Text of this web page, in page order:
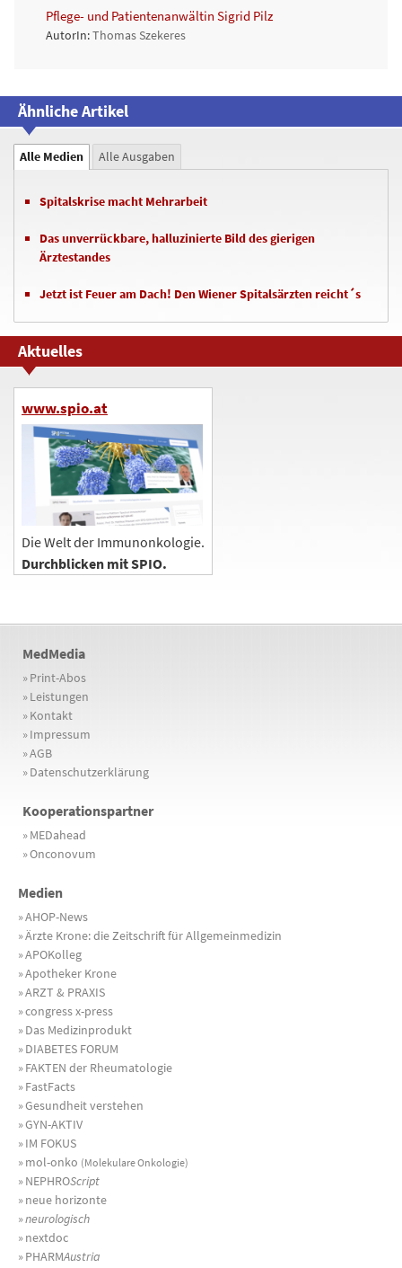
Pflege- und Patientenanwältin Sigrid Pilz
AutorIn:Thomas Szekeres
Ähnliche Artikel
Alle Medien Alle Ausgaben
Spitalskrise macht Mehrarbeit
Das unverrückbare, halluzinierte Bild des gierigen
Ärztestandes
Jetzt ist Feuer am Dach! Den Wiener Spitalsärzten reicht´s
Aktuelles
www.spio.at
Die Welt der Immunonkologie.
Durchblicken mit SPIO.
MedMedia
»Print-Abos
»Leistungen
»Kontakt
»Impressum
»AGB
»Datenschutzerklärung
Kooperationspartner
»MEDahead
»Onconovum
Medien
»AHOP-News
»Ärzte Krone: die Zeitschrift für Allgemeinmedizin
»APOKolleg
»Apotheker Krone
»ARZT & PRAXIS
»congress x-press
»Das Medizinprodukt
»DIABETES FORUM
»FAKTEN der Rheumatologie
»FastFacts
»Gesundheit verstehen
»GYN-AKTIV
»IM FOKUS
»mol-onko (Molekulare Onkologie)
»NEPHROScript
»neue horizonte
»neurologisch
»nextdoc
»PHARMAustria